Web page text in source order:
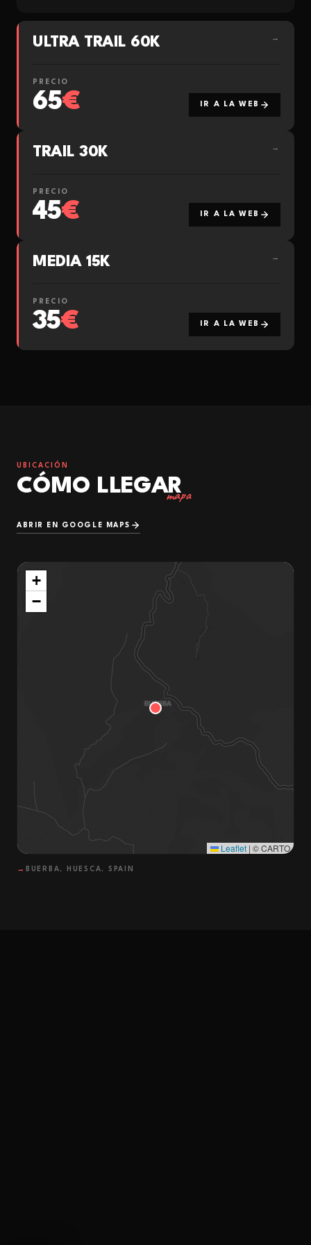
ULTRA TRAIL 60K →
PRECIO
65€ IR A LA WEB
TRAIL 30K →
PRECIO
45€ IR A LA WEB
MEDIA 15K →
PRECIO
35€ IR A LA WEB
UBICACIÓN
CÓMO LLEGAR
mapa
ABRIR EN GOOGLE MAPS
+
−
Leaflet | © CARTO
→ BUERBA, HUESCA, SPAIN